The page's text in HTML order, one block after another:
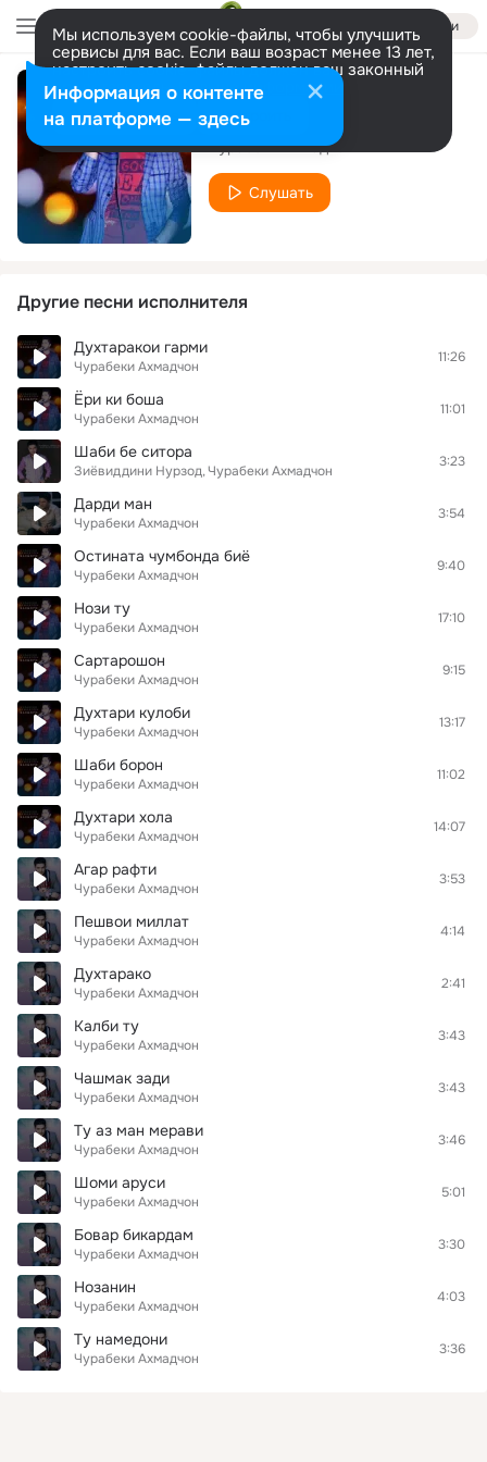
Войти
Мы используем cookie-файлы, чтобы улучшить
сервисы для вас. Если ваш возраст менее 13 лет,
настроить cookie-файлы должен ваш законный
представитель. Больше информации
Разрешить все Настроить
Духтари сабзина
Чурабеки Ахмадчон
Слушать
Другие песни исполнителя
Духтаракои гарми
Чурабеки Ахмадчон
11:26
Ёри ки боша
Чурабеки Ахмадчон
11:01
Шаби бе ситора
Зиёвиддини Нурзод Чурабеки Ахмадчон
3:23
Дарди ман
Чурабеки Ахмадчон
3:54
Остината чумбонда биё
Чурабеки Ахмадчон
9:40
Нози ту
Чурабеки Ахмадчон
17:10
Сартарошон
Чурабеки Ахмадчон
9:15
Духтари кулоби
Чурабеки Ахмадчон
13:17
Шаби борон
Чурабеки Ахмадчон
11:02
Духтари хола
Чурабеки Ахмадчон
14:07
Агар рафти
Чурабеки Ахмадчон
3:53
Пешвои миллат
Чурабеки Ахмадчон
4:14
Духтарако
Чурабеки Ахмадчон
2:41
Калби ту
Чурабеки Ахмадчон
3:43
Чашмак зади
Чурабеки Ахмадчон
3:43
Ту аз ман мерави
Чурабеки Ахмадчон
3:46
Шоми аруси
Чурабеки Ахмадчон
5:01
Бовар бикардам
Чурабеки Ахмадчон
3:30
Нозанин
Чурабеки Ахмадчон
4:03
Ту намедони
Чурабеки Ахмадчон
3:36
Информация о контенте
на платформе — здесь